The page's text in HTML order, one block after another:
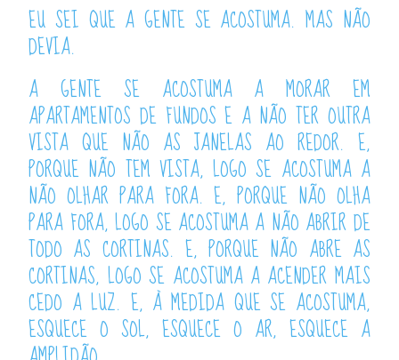
EU SEI QUE A GENTE SE ACOSTUMA. MAS NÃO
DEVIA.
A GENTE SE ACOSTUMA A MORAR EM
APARTAMENTOS DE FUNDOS E A NÃO TER OUTRA
VISTA QUE NÃO AS JANELAS AO REDOR. E,
PORQUE NÃO TEM VISTA, LOGO SE ACOSTUMA A
NÃO OLHAR PARA FORA. E, PORQUE NÃO OLHA
PARA FORA, LOGO SE ACOSTUMA A NÃO ABRIR DE
TODO AS CORTINAS. E, PORQUE NÃO ABRE AS
CORTINAS, LOGO SE ACOSTUMA A ACENDER MAIS
CEDO A LUZ. E, À MEDIDA QUE SE ACOSTUMA,
ESQUECE O SOL, ESQUECE O AR, ESQUECE A